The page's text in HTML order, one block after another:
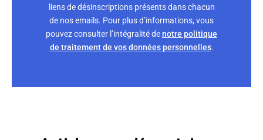
liens de désinscriptions présents dans chacun
de nos emails. Pour plus d’informations, vous
pouvez consulter l’intégralité denotre politique
de traitement de vos données personnelles.